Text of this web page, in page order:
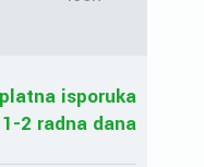
isporuka
1-2 radna dana